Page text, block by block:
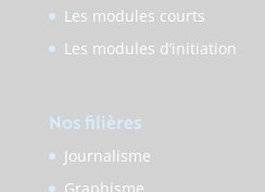
Les modules courts
Les modules d’initiation
Nos filières
Journalisme